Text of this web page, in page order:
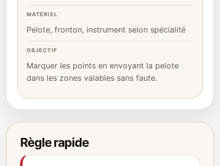
MATÉRIEL
Pelote, fronton, instrument selon spécialité
OBJECTIF
Marquer les points en envoyant la pelote
dans les zones valables sans faute.
Règle rapide